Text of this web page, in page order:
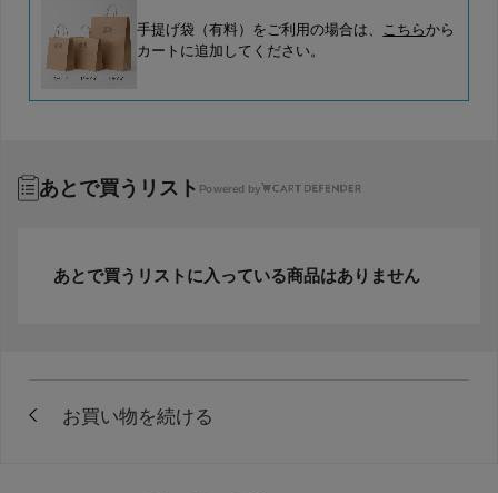
手提げ袋（有料）をご利用の場合は、 こちらから
カートに追加してください。
あとで買うリスト Powered by
あとで買うリストに入っている商品はありません